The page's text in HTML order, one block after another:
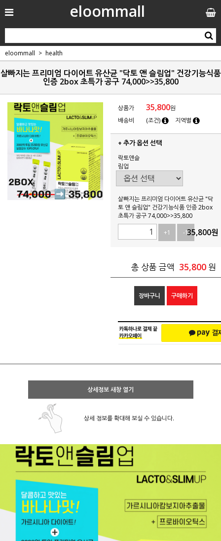
eloommall
eloommall health
살빠지는 프리미엄 다이어트 유산균 "닥토 앤 슬림업" 건강기능식품
인증 2box 초특가 공구 74,000>>35,800
상품가 35,800원
배송비
(조건) 지역별
+ 추가 옵션 선택
락토앤슬
림업
살빠지는 프리미엄 다이어트 유산균 "닥
토 앤 슬림업" 건강기능식품 인증 2box
초특가 공구 74,000>>35,800
+1
-135,800원
총 상품 금액 35,800 원
장바구니 구매하기
상세정보 새창 열기
상세 정보를 확대해 보실 수 있습니다.